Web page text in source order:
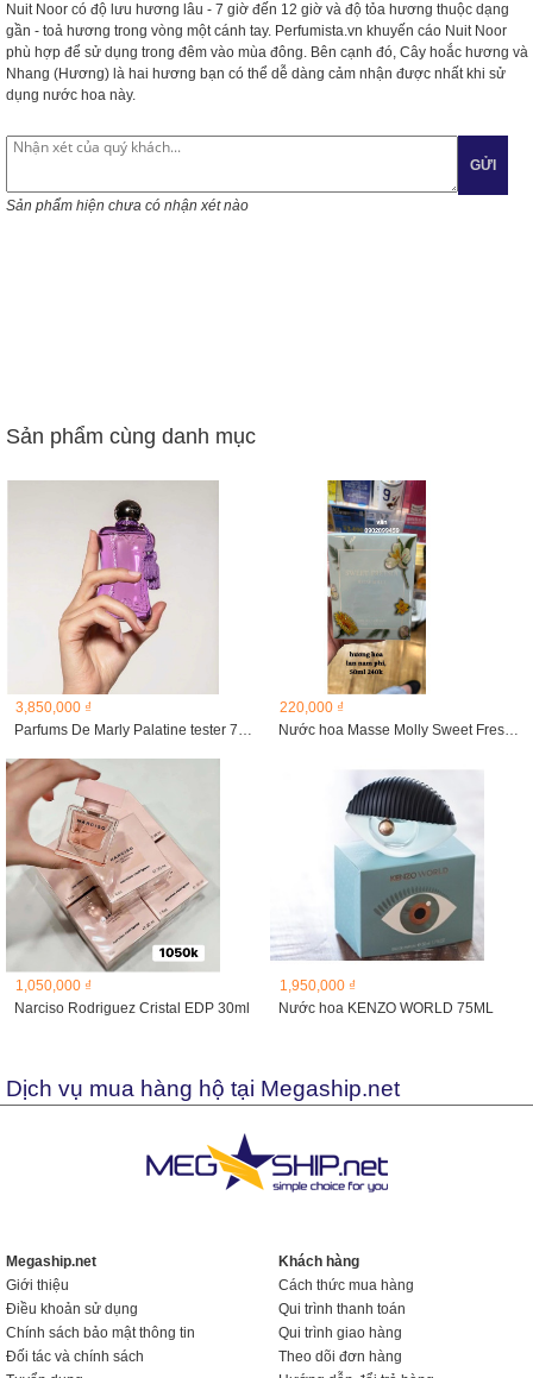
Nuit Noor có độ lưu hương lâu - 7 giờ đến 12 giờ và độ tỏa hương thuộc dạng
gần - toả hương trong vòng một cánh tay. Perfumista.vn khuyến cáo Nuit Noor
phù hợp để sử dụng trong đêm vào mùa đông. Bên cạnh đó, Cây hoắc hương và
Nhang (Hương) là hai hương bạn có thể dễ dàng cảm nhận được nhất khi sử
dụng nước hoa này.
GỬI
Sản phẩm hiện chưa có nhận xét nào
Sản phẩm cùng danh mục
3,850,000 ₫
Parfums De Marly Palatine tester 75ml
220,000 ₫
Nước hoa Masse Molly Sweet Fressia 50ml
1,050,000 ₫
Narciso Rodriguez Cristal EDP 30ml
1,950,000 ₫
Nước hoa KENZO WORLD 75ML
Dịch vụ mua hàng hộ tại Megaship.net
Megaship.net
Giới thiệu
Điều khoản sử dụng
Chính sách bảo mật thông tin
Đối tác và chính sách
Khách hàng
Cách thức mua hàng
Qui trình thanh toán
Qui trình giao hàng
Theo dõi đơn hàng